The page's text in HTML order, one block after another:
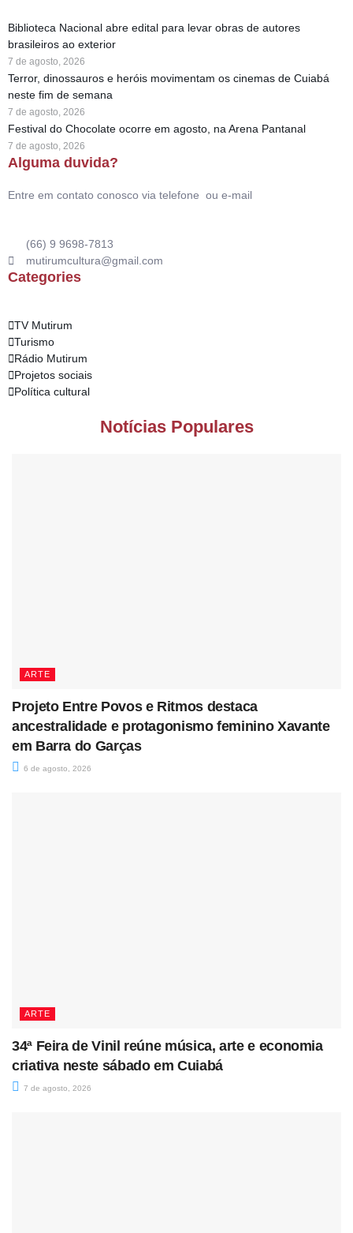
Biblioteca Nacional abre edital para levar obras de autores
brasileiros ao exterior
7 de agosto, 2026
Terror, dinossauros e heróis movimentam os cinemas de Cuiabá
neste fim de semana
7 de agosto, 2026
Festival do Chocolate ocorre em agosto, na Arena Pantanal
7 de agosto, 2026
Alguma duvida?
Entre em contato conosco via telefone ou e-mail
(66) 9 9698-7813
mutirumcultura@gmail.com
Categories
TV Mutirum
Turismo
Rádio Mutirum
Projetos sociais
Política cultural
Notícias Populares
ARTE
Projeto Entre Povos e Ritmos destaca
ancestralidade e protagonismo feminino Xavante
em Barra do Garças
6 de agosto, 2026
ARTE
34ª Feira de Vinil reúne música, arte e economia
criativa neste sábado em Cuiabá
7 de agosto, 2026